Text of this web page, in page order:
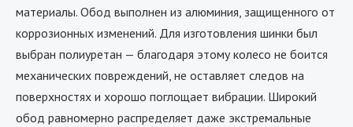
материалы. Обод выполнен из алюминия, защищенного от
коррозионных изменений. Для изготовления шинки был
выбран полиуретан — благодаря этому колесо не боится
механических повреждений, не оставляет следов на
поверхностях и хорошо поглощает вибрации. Широкий
обод равномерно распределяет даже экстремальные